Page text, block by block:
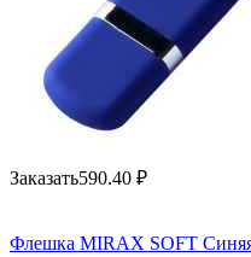
Заказать590.40 ₽
Флешка MIRAX SOFT